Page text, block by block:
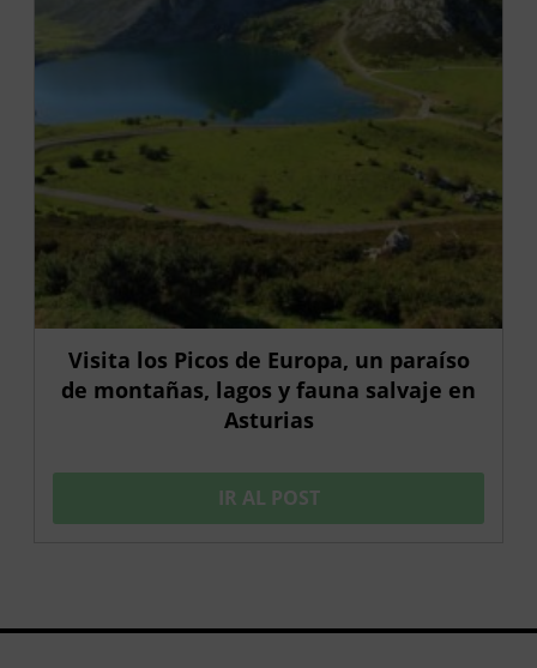
Visita los Picos de Europa, un paraíso
de montañas, lagos y fauna salvaje en
Asturias
IR AL POST